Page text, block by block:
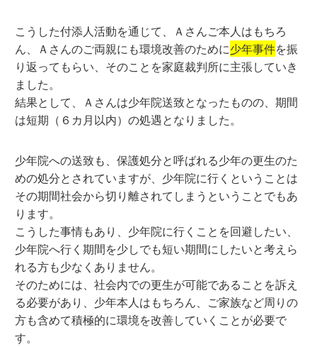
こうした付添人活動を通じて、Ａさんご本人はもちろ
ん、Ａさんのご両親にも環境改善のために少年事件を振
り返ってもらい、そのことを家庭裁判所に主張していき
ました。
結果として、Ａさんは少年院送致となったものの、期間
は短期（６カ月以内）の処遇となりました。
少年院への送致も、保護処分と呼ばれる少年の更生のた
めの処分とされていますが、少年院に行くということは
その期間社会から切り離されてしまうということでもあ
ります。
こうした事情もあり、少年院に行くことを回避したい、
少年院へ行く期間を少しでも短い期間にしたいと考えら
れる方も少なくありません。
そのためには、社会内での更生が可能であることを訴え
る必要があり、少年本人はもちろん、ご家族など周りの
方も含めて積極的に環境を改善していくことが必要で
す。